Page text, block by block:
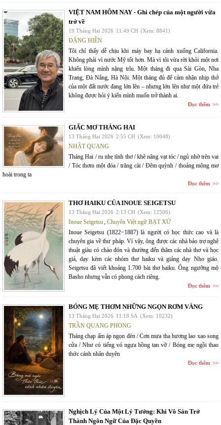
VIỆT NAM HÔM NAY - Ghi chép của một người vừa
trở về
19 Tháng Hai 2026 11:49 CH (Xem: 8841)
ĐẶNG HIỀN
Tôi chỉ thấy dễ chịu khi máy bay hạ cánh xuống California.
Không phải vì nước Mỹ tốt hơn. Mà vì tôi vừa rời khỏi một nơi
khiến lòng mình nặng trĩu. Một tháng đi qua Sài Gòn, Nha
Trang, Đà Nẵng, Hà Nội. Một tháng đủ để cảm nhận nhịp thở
của một đất nước đang lớn lên – nhưng lớn lên như một đứa trẻ
không được hỏi ý kiến mình muốn trở thành ai.
Đọc thêm
GIẤC MƠ THÁNG HAI
13 Tháng Hai 2026 2:55 CH (Xem: 10048)
NHẬT QUANG
Tháng Hai / ru nhẹ tình thơ / khẽ nâng vạt tóc / ngủ nhờ trên vai
/ Tóc thơm một đóa / trăng cài / Đêm quỳnh / thoảng mộng mơ
hoài trong ta
Đọc thêm
THƠ HAIKU CỦA INOUE SEIGETSU
13 Tháng Hai 2026 2:13 CH (Xem: 12506)
Inoue Seigetsu, Chuyển Việt ngữ BẠT XỨ
Inoue Seigetsu (1822−1887) là người có học thức cao và là
chuyên gia về thư pháp. Vì vậy, ông được các nhà bảo trợ nghệ
thuật giàu có chào đón và thường đến thăm các nhà thơ và học
giả, dạy kèm các nhóm thơ haiku và giảng dạy Nho giáo.
Seigetsu đã viết khoảng 1.700 bài thơ haiku. Ông ngưỡng mộ
Basho nhưng vẫn có phong cách riêng.
Đọc thêm
BÓNG MẸ THƠM NHỮNG NGỌN RƠM VÀNG
13 Tháng Hai 2026 11:18 SA (Xem: 10232)
TRẦN QUANG PHONG
Tháng chạp ấm áp ngọn đèn / Cơn mưa tha hương lao xao song
cửa / Như có tiếng vó ngựa hồng tan vỡ / Bóng mẹ ngồi thao
thức cánh nhân duyên
Đọc thêm
Nghịch Lý Của Một Lý Tưởng: Khi Vô Sản Trở
Thành Ngôn Ngữ Của Đặc Quyền